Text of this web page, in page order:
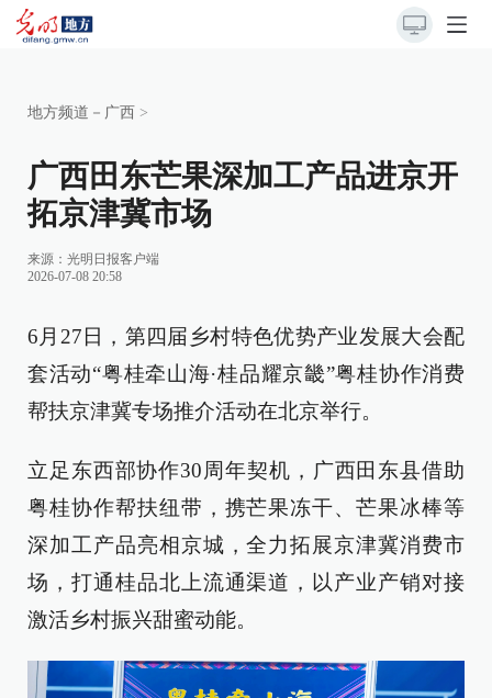
地方频道－广西 >
广西田东芒果深加工产品进京开
拓京津冀市场
来源： 光明日报客户端
2026-07-08 20:58
6月27日，第四届乡村特色优势产业发展大会配
套活动“粤桂牵山海·桂品耀京畿”粤桂协作消费
帮扶京津冀专场推介活动在北京举行。
立足东西部协作30周年契机，广西田东县借助
粤桂协作帮扶纽带，携芒果冻干、芒果冰棒等
深加工产品亮相京城，全力拓展京津冀消费市
场，打通桂品北上流通渠道，以产业产销对接
激活乡村振兴甜蜜动能。